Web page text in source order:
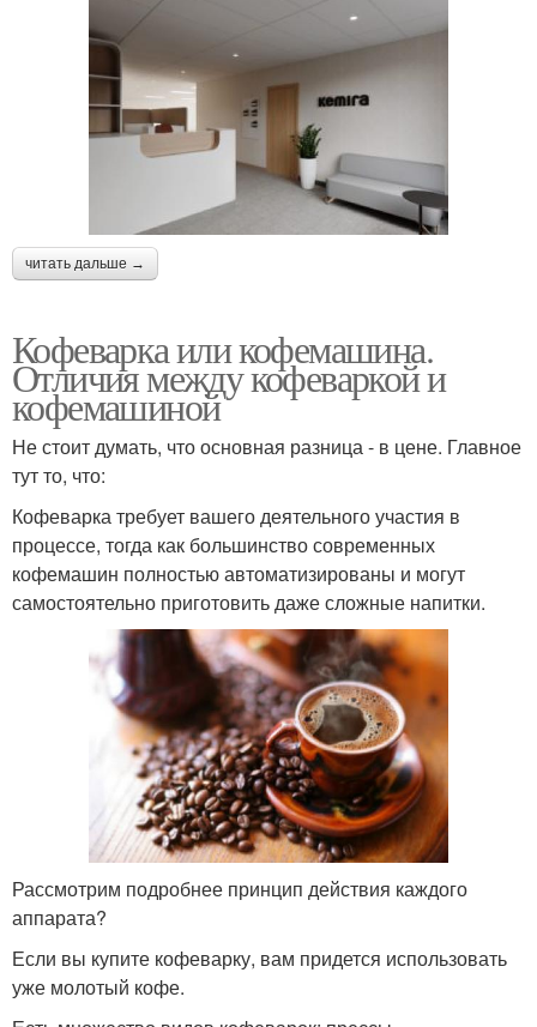
читать дальше →
Кофеварка или кофемашина.
Отличия между кофеваркой и
кофемашиной
Не стоит думать, что основная разница - в цене. Главное
тут то, что:
Кофеварка требует вашего деятельного участия в
процессе, тогда как большинство современных
кофемашин полностью автоматизированы и могут
самостоятельно приготовить даже сложные напитки.
Рассмотрим подробнее принцип действия каждого
аппарата?
Если вы купите кофеварку, вам придется использовать
уже молотый кофе.